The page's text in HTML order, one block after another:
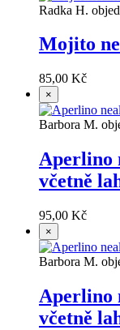
Radka H.
Mojito
85,00 Kč
×
Barbora M.
Aperlino
včetně
95,00 Kč
×
Barbora M.
Aperlino
včetně